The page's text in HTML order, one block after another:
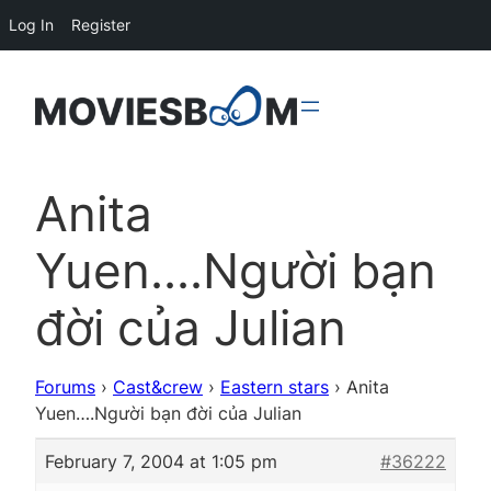
Anita
Yuen….Người bạn
đời của Julian
Forums › Cast&crew › Eastern stars › Anita
Yuen….Người bạn đời của Julian
February 7, 2004 at 1:05 pm #36222
Log In Register